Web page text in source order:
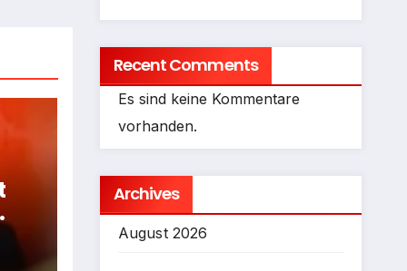
Recent Comments
Es sind keine Kommentare
vorhanden.
Archives
August 2026